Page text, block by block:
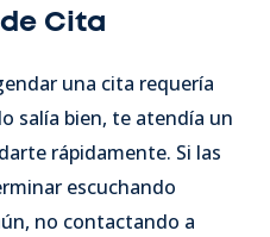
Cita
una cita requería
salía bien, te atendía un
rápidamente. Si las
escuchando
no contactando a